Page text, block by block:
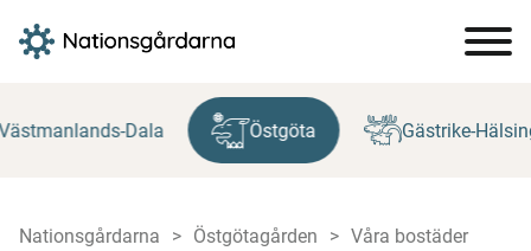
till
Dala Östgöta Gästrike-
Nationsgårdarna Östgötagården
Våra bostäder